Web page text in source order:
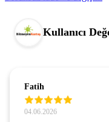
Kullanıcı
Fatih
04.06.2026